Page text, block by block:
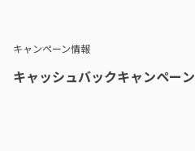
キャンペーン情報
キャッシュバックキャンペーン